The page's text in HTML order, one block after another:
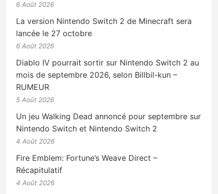
6 Août 2026
La version Nintendo Switch 2 de Minecraft sera
lancée le 27 octobre
6 Août 2026
Diablo IV pourrait sortir sur Nintendo Switch 2 au
mois de septembre 2026, selon Billbil-kun –
RUMEUR
5 Août 2026
Un jeu Walking Dead annoncé pour septembre sur
Nintendo Switch et Nintendo Switch 2
4 Août 2026
Fire Emblem: Fortune’s Weave Direct –
Récapitulatif
4 Août 2026